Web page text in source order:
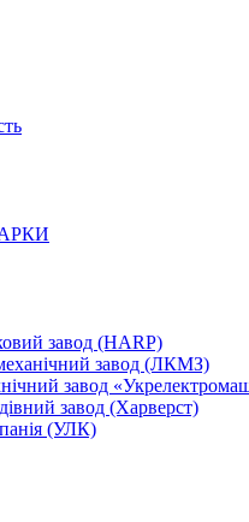
завод (HARP)
завод (ЛКМЗ)
завод
завод (Харверст)
(УЛК)